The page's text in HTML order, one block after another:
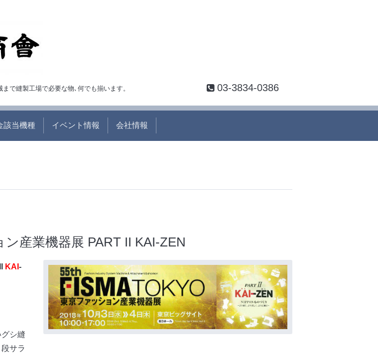
で縫製工場で必要な物､何でも揃います。 03-3834-0386
該当機種 イベント情報 会社情報
産業機器展 PART II KAI-ZEN
KAI -
シ縫
サラ